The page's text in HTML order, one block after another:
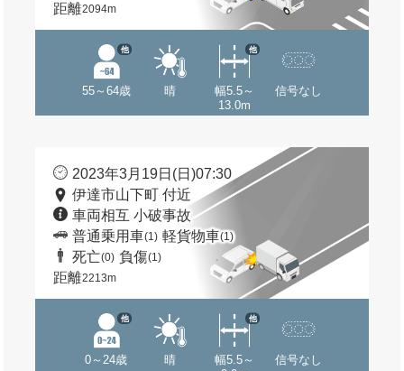
距離2094m
55～64歳
他
晴
幅5.5～
13.0m
他
信号なし
2023年3月19日(日)07:30
伊達市山下町 付近
車両相互 小破事故
普通乗用車(1) 軽貨物車(1)
死亡(0) 負傷(1)
距離2213m
0～24歳
他
晴
幅5.5～
他
信号なし